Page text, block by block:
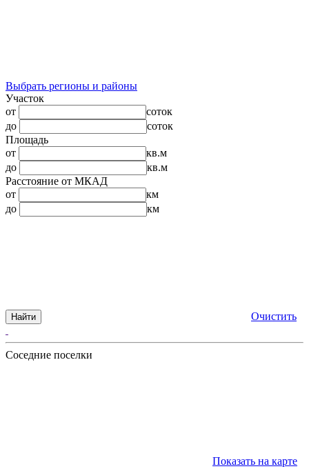
Выбрать регионы и районы
Участок
от
соток
до
соток
Площадь
от
кв.м
до
кв.м
Расстояние от МКАД
от
км
до
км
Найти Очистить
Соседние поселки
Показать на карте